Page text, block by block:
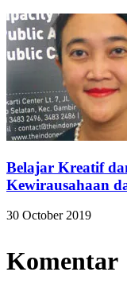
Belajar Kreatif
Kewirausahaan
30 October 2019
Komentar